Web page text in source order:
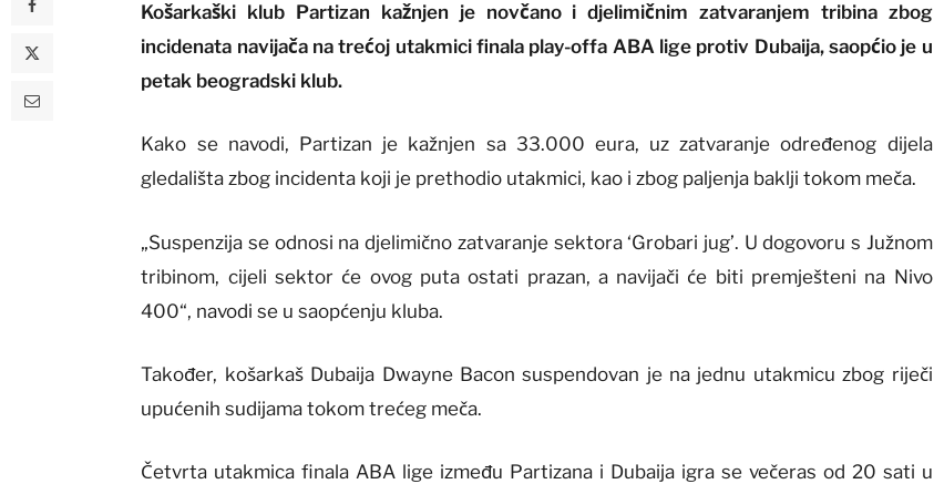
Košarkaški klub Partizan kažnjen je novčano i djelimičnim zatvaranjem tribina zbog
incidenata navijača na trećoj utakmici finala play-offa ABA lige protiv Dubaija, saopćio je u
petak beogradski klub.
Kako se navodi, Partizan je kažnjen sa 33.000 eura, uz zatvaranje određenog dijela
gledališta zbog incidenta koji je prethodio utakmici, kao i zbog paljenja baklji tokom meča.
„Suspenzija se odnosi na djelimično zatvaranje sektora ‘Grobari jug’. U dogovoru s Južnom
tribinom, cijeli sektor će ovog puta ostati prazan, a navijači će biti premješteni na Nivo
400“, navodi se u saopćenju kluba.
Također, košarkaš Dubaija Dwayne Bacon suspendovan je na jednu utakmicu zbog riječi
upućenih sudijama tokom trećeg meča.
Četvrta utakmica finala ABA lige između Partizana i Dubaija igra se večeras od 20 sati u